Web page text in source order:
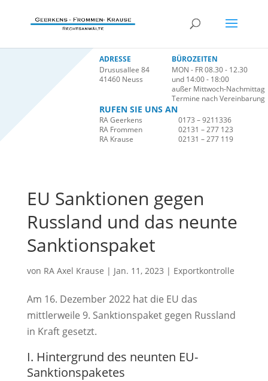
ADRESSE
BÜROZEITEN
Drususallee 84
41460 Neuss
MON - FR 08.30 - 12.30
und 14:00 - 18:00
außer Mittwoch-Nachmittag
Termine nach Vereinbarung
RUFEN SIE UNS AN
RA Geerkens
RA Frommen
RA Krause
0173 – 9211336
02131 – 277 123
02131 – 277 119
EU Sanktionen gegen
Russland und das neunte
Sanktionspaket
von RA Axel Krause | Jan. 11, 2023 | Exportkontrolle
Am 16. Dezember 2022 hat die EU das
mittlerweile 9. Sanktionspaket gegen Russland
in Kraft gesetzt.
I. Hintergrund des neunten EU-
Sanktionspaketes